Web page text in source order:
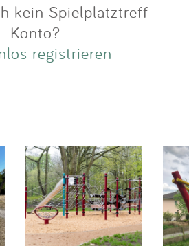
kein Spielplatztreff-
Konto?
registrieren